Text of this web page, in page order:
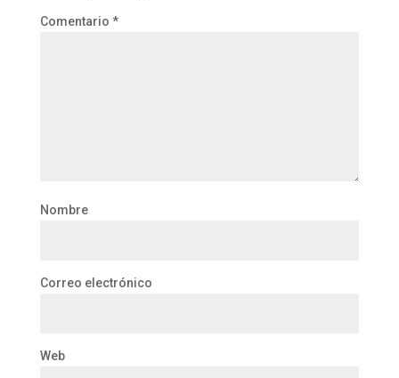
Comentario *
Nombre
Correo electrónico
Web